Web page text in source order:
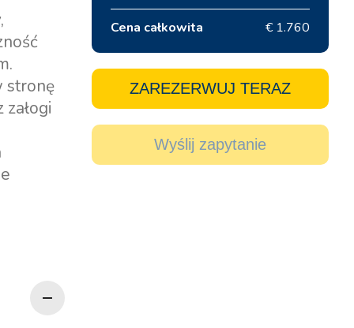
stronę
Cena całkowita € 1.760
ZAREZERWUJ TERAZ
Wyślij zapytanie